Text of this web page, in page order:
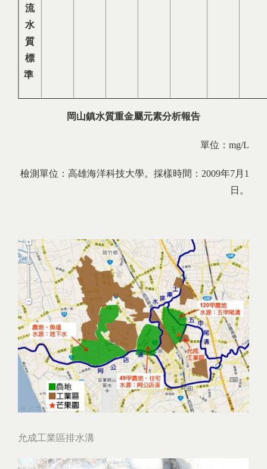
流
水
質
標
準
岡山鎮水質重金屬元素分析報告
單位：mg/L
檢測單位：高雄海洋科技大學。採樣時間：2009年7月1
日。
允成工業區排水溝